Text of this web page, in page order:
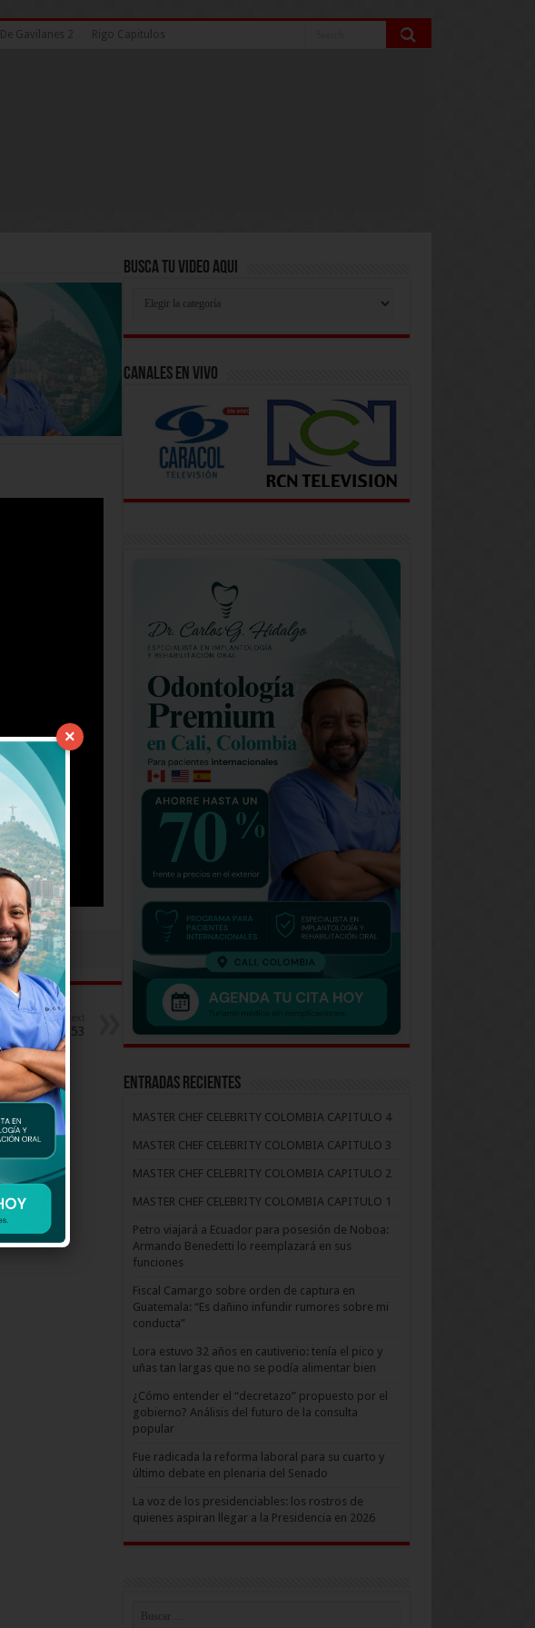
Gavilanes 2 Rigo Capitulos
Next
2 Capitulo 53
Busca Tu Video Aqui
Aqui
Canales En Vivo
Entradas recientes
MASTER CHEF CELEBRITY COLOMBIA CAPITULO 4
MASTER CHEF CELEBRITY COLOMBIA CAPITULO 3
MASTER CHEF CELEBRITY COLOMBIA CAPITULO 2
MASTER CHEF CELEBRITY COLOMBIA CAPITULO 1
Petro viajará a Ecuador para posesión de Noboa:
Armando Benedetti lo reemplazará en sus
funciones
Fiscal Camargo sobre orden de captura en
Guatemala: “Es dañino infundir rumores sobre mi
conducta”
Lora estuvo 32 años en cautiverio: tenía el pico y
uñas tan largas que no se podía alimentar bien
¿Cómo entender el “decretazo” propuesto por el
gobierno? Análisis del futuro de la consulta
popular
Fue radicada la reforma laboral para su cuarto y
último debate en plenaria del Senado
La voz de los presidenciables: los rostros de
quienes aspiran llegar a la Presidencia en 2026
×